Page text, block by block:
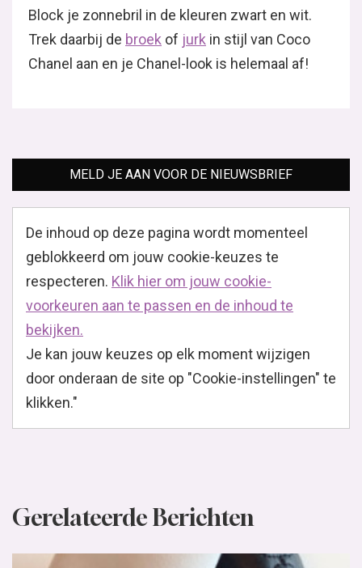
Block je zonnebril in de kleuren zwart en wit.
Trek daarbij de broek of jurk in stijl van Coco
Chanel aan en je Chanel-look is helemaal af!
MELD JE AAN VOOR DE NIEUWSBRIEF
De inhoud op deze pagina wordt momenteel
geblokkeerd om jouw cookie-keuzes te
respecteren. Klik hier om jouw cookie-
voorkeuren aan te passen en de inhoud te
bekijken.
Je kan jouw keuzes op elk moment wijzigen
door onderaan de site op "Cookie-instellingen" te
klikken."
Gerelateerde Berichten